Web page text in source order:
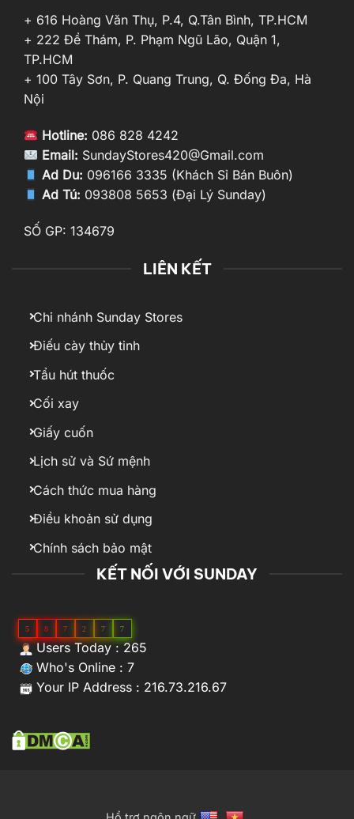
+ 616 Hoàng Văn Thụ, P.4, Q.Tân Bình, TP.HCM
+ 222 Đề Thám, P. Phạm Ngũ Lão, Quận 1,
TP.HCM
+ 100 Tây Sơn, P. Quang Trung, Q. Đống Đa, Hà
Nội
Hotline: 086 828 4242
Email: SundayStores420@Gmail.com
Ad Du: 096166 3335 (Khách Sỉ Bán Buôn)
Ad Tú: 093808 5653 (Đại Lý Sunday)
SỐ GP: 134679
LIÊN KẾT
Chi nhánh Sunday Stores
Điếu cày thủy tinh
Tẩu hút thuốc
Cối xay
Giấy cuốn
Lịch sử và Sứ mệnh
Cách thức mua hàng
Điều khoản sử dụng
Chính sách bảo mật
KẾT NỐI VỚI SUNDAY
5 8 7 2 7 7
Users Today : 265
Who's Online : 7
Your IP Address : 216.73.216.67